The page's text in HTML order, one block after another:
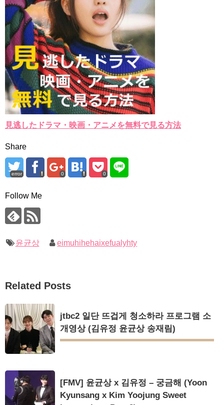
見逃したドラマ・映画・アニメを無料で見る方法
Share
error 0 0
Follow Me
윤균상 eimuhihehaixefualyhty
Related Posts
jtbc2 일단 뜨겁게 청소하라 프로그램 소
개영상 (김유정 윤균상 송재림)
[FMV] 윤균상 x 김유정 – 궁금해 (Yoon
Kyunsang x Kim Yoojung Sweet